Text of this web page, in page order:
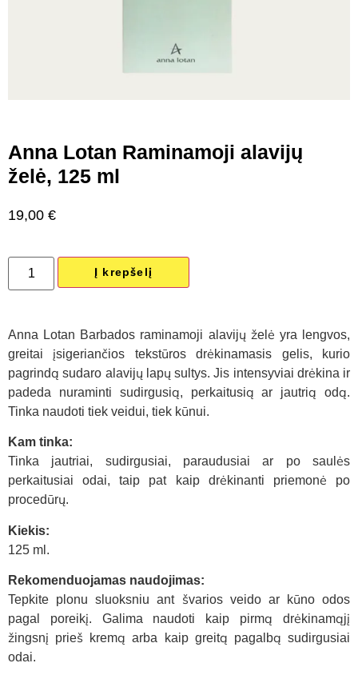
Anna Lotan Raminamoji alavijų
želė, 125 ml
19,00 €
Į krepšelį
Anna Lotan Barbados raminamoji alavijų želė yra lengvos,
greitai įsigeriančios tekstūros drėkinamasis gelis, kurio
pagrindą sudaro alavijų lapų sultys. Jis intensyviai drėkina ir
padeda nuraminti sudirgusią, perkaitusią ar jautrią odą.
Tinka naudoti tiek veidui, tiek kūnui.
Kam tinka:
Tinka jautriai, sudirgusiai, paraudusiai ar po saulės
perkaitusiai odai, taip pat kaip drėkinanti priemonė po
procedūrų.
Kiekis:
125 ml.
Rekomenduojamas naudojimas:
Tepkite plonu sluoksniu ant švarios veido ar kūno odos
pagal poreikį. Galima naudoti kaip pirmą drėkinamąjį
žingsnį prieš kremą arba kaip greitą pagalbą sudirgusiai
odai.